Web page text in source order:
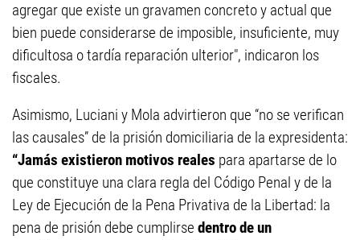
agregar que existe un gravamen concreto y actual que
bien puede considerarse de imposible, insuficiente, muy
dificultosa o tardía reparación ulterior", indicaron los
fiscales.
Asimismo, Luciani y Mola advirtieron que “no se verifican
las causales” de la prisión domiciliaria de la expresidenta:
“Jamás existieron motivos reales para apartarse de lo
que constituye una clara regla del Código Penal y de la
Ley de Ejecución de la Pena Privativa de la Libertad: la
pena de prisión debe cumplirse dentro de un